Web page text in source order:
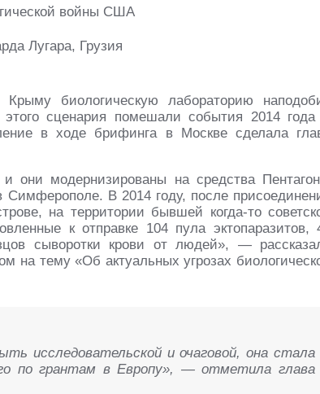
Лугара, Грузия
биологическую лабораторию
сценария помешали события 2014
в ходе брифинга в Москве сделала
и они модернизированы на средства
Симферополе. В 2014 году, после
на территории бывшей когда-то
к отправке 104 пула эктопаразитов,
сыворотки крови от людей», —
на тему «Об актуальных угрозах
исследовательской и очаговой, она стала
по грантам в Европу», — отметила глава